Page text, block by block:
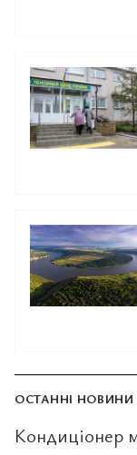
ОСТАННІ НОВИНИ
Кондиціонер